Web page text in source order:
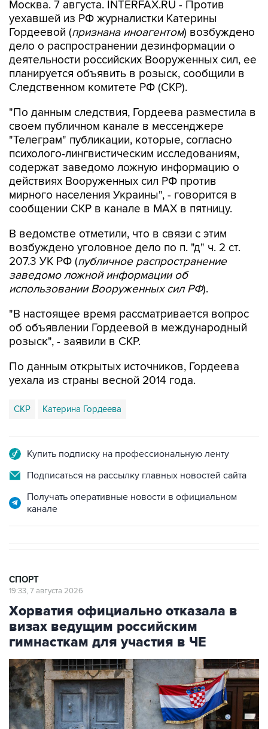
Гордеевой (признана иноагентом ) возбуждено
дело о распространении дезинформации о
деятельности российских Вооруженных сил, ее
планируется объявить в розыск, сообщили в
Следственном комитете РФ (СКР).
"По данным следствия, Гордеева разместила в
"Телеграм" публикации, которые, согласно
психолого-лингвистическим исследованиям,
содержат заведомо ложную информацию о
действиях Вооруженных сил РФ против
мирного населения Украины", - говорится в
сообщении СКР в канале в MAX в пятницу.
В ведомстве отметили, что в связи с этим
207.3 УК РФ ( публичное распространение
заведомо ложной информации об
использовании Вооруженных сил РФ).
"В настоящее время рассматривается вопрос
розыск", - заявили в СКР.
По данным открытых источников, Гордеева
СКР Катерина Гордеева
Подписаться на рассылку главных новостей сайта
Получать оперативные новости в официальном
Хорватия официально отказала в
визах ведущим российским
гимнасткам для участия в ЧЕ